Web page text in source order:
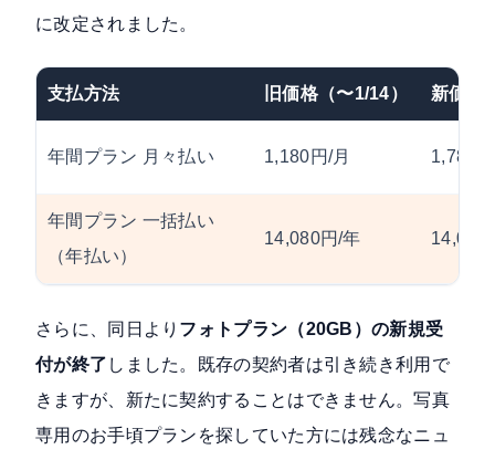
に改定されました。
支払方法 旧価格（〜1/14） 新価格
年間プラン 月々払い 1,180円/月 1,780
年間プラン 一括払い
（年払い）
14,080円/年 14,080
さらに、同日より フォトプラン（20GB）の新規受
付が終了 しました。既存の契約者は引き続き利用で
きますが、新たに契約することはできません。写真
専用のお手頃プランを探していた方には残念なニュ